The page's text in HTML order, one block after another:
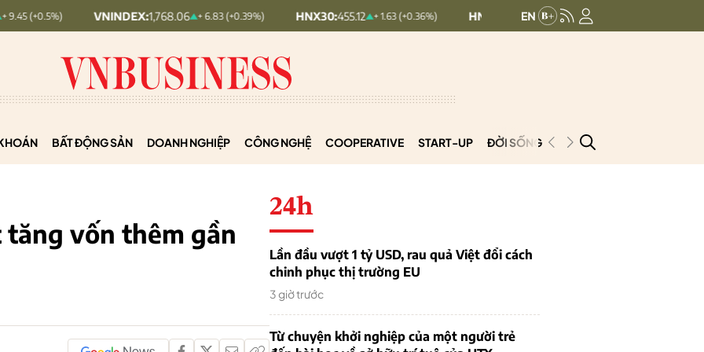
VNINDEX: 1,768.06 + 6.83 (+0.39%) HNX30: 455.12 + 1.63 (+0.36%) HNXINDEX: 293.44 + 0.25 (+0.09%)
BẤT ĐỘNG SẢN DOANH NGHIỆP CÔNG NGHỆ COOPERATIVE START-UP ĐỜI SỐNG PODCAST
vốn thêm gần
24h
Lần đầu vượt 1 tỷ USD, rau quả Việt đổi cách
chinh phục thị trường EU
3 giờ trước
Từ chuyện khởi nghiệp của một người trẻ